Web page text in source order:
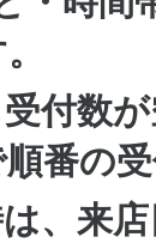
受付数
番の
は、来